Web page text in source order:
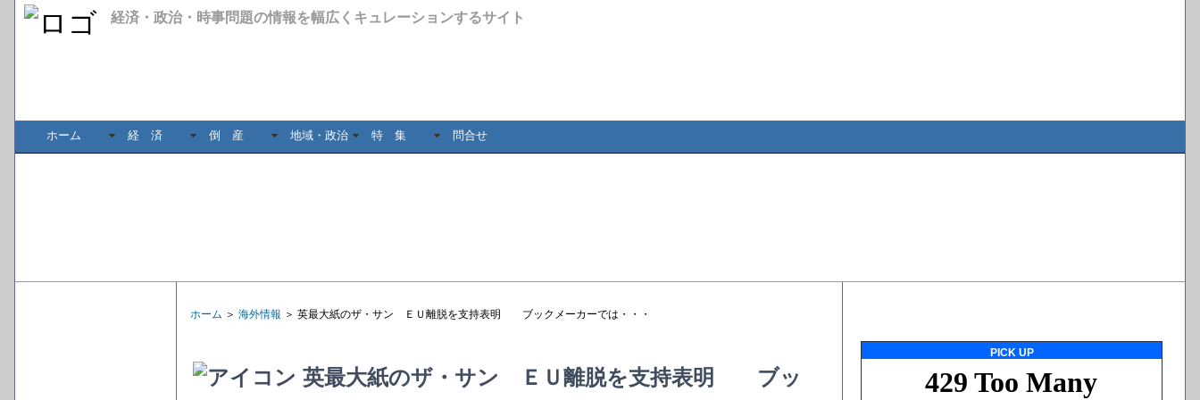
経済・政治・時事問題の情報を幅広くキュレーションするサイト
ホーム 経 済 倒 産 地域・政治 特 集 問合せ
ホーム ＞ 海外情報 ＞ 英最大紙のザ・サン ＥＵ離脱を支持表明 ブックメーカーでは・・・
英最大紙のザ・サン ＥＵ離脱を支持表明 ブッ
PICK UP